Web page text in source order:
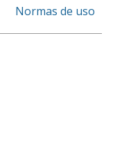
Normas de uso